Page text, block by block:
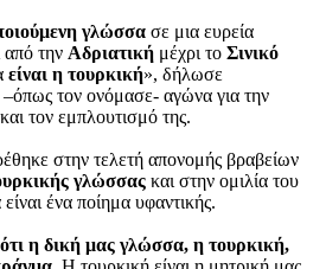
γλώσσα σε μια ευρεία
από την Αδριατική μέχρι το Σινικό
είναι η τουρκική», δήλωσε
τον ονόμασε- αγώνα για την
τον εμπλουτισμό της.
στην τελετή απονομής βραβείων
γλώσσας και στην ομιλία του
ένα ποίημα υφαντικής.
η δική μας γλώσσα, η τουρκική,